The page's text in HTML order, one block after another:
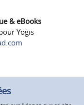
& eBooks
Yogis